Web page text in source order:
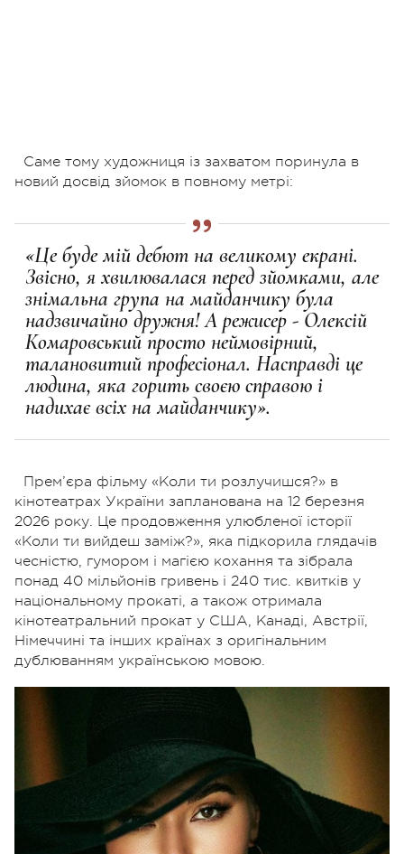
Саме тому художниця із захватом поринула в
новий досвід зйомок в повному метрі:
«Це буде мій дебют на великому екрані.
Звісно, я хвилювалася перед зйомками, але
знімальна група на майданчику була
надзвичайно дружня! А режисер - Олексій
Комаровський просто неймовірний,
талановитий професіонал. Насправді це
людина, яка горить своєю справою і
надихає всіх на майданчику».
Прем’єра фільму «Коли ти розлучишся?» в
кінотеатрах України запланована на 12 березня
2026 року. Це продовження улюбленої історії
«Коли ти вийдеш заміж?», яка підкорила глядачів
чесністю, гумором і магією кохання та зібрала
понад 40 мільйонів гривень і 240 тис. квитків у
національному прокаті, а також отримала
кінотеатральний прокат у США, Канаді, Австрії,
Німеччині та інших країнах з оригінальним
дублюванням українською мовою.